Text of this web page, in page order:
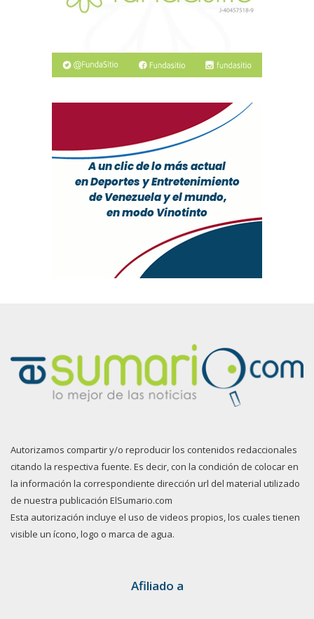
Autorizamos compartir y/o reproducir los contenidos redaccionales
citando la respectiva fuente. Es decir, con la condición de colocar en
la información la correspondiente dirección url del material utilizado
de nuestra publicación ElSumario.com
Esta autorización incluye el uso de videos propios, los cuales tienen
visible un ícono, logo o marca de agua.
Afiliado a